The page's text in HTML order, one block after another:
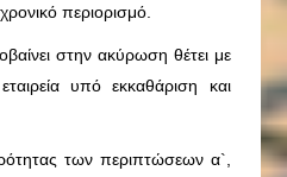
περιορισμό.
στην ακύρωση θέτει με
υπό εκκαθάριση και
των περιπτώσεων α`,